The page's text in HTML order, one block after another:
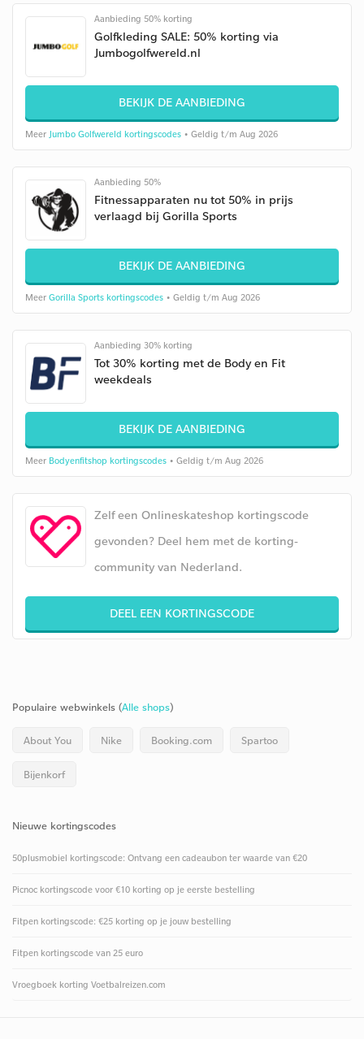
Aanbieding 50% korting
Golfkleding SALE: 50% korting via
Jumbogolfwereld.nl
BEKIJK DE AANBIEDING
Meer Jumbo Golfwereld kortingscodes • Geldig t/m Aug 2026
Aanbieding 50%
Fitnessapparaten nu tot 50% in prijs
verlaagd bij Gorilla Sports
BEKIJK DE AANBIEDING
Meer Gorilla Sports kortingscodes • Geldig t/m Aug 2026
Aanbieding 30% korting
Tot 30% korting met de Body en Fit
weekdeals
BEKIJK DE AANBIEDING
Meer Bodyenfitshop kortingscodes • Geldig t/m Aug 2026
Zelf een Onlineskateshop kortingscode
gevonden? Deel hem met de korting-
community van Nederland.
DEEL EEN KORTINGSCODE
Populaire webwinkels (Alle shops)
About You Nike Booking.com Spartoo
Bijenkorf
Nieuwe kortingscodes
50plusmobiel kortingscode: Ontvang een cadeaubon ter waarde van €20
Picnoc kortingscode voor €10 korting op je eerste bestelling
Fitpen kortingscode: €25 korting op je jouw bestelling
Fitpen kortingscode van 25 euro
Vroegboek korting Voetbalreizen.com